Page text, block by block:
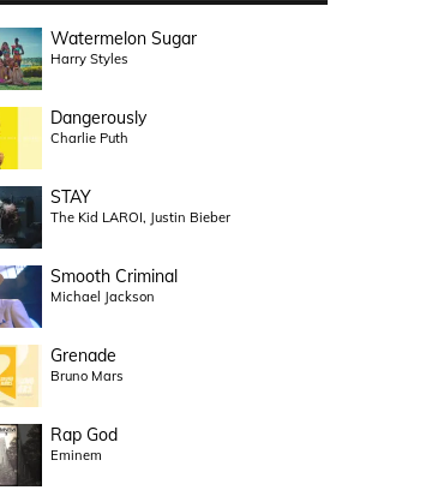
Watermelon Sugar
Harry Styles
Dangerously
Charlie Puth
STAY
The Kid LAROI, Justin Bieber
Smooth Criminal
Michael Jackson
Grenade
Bruno Mars
Rap God
Eminem